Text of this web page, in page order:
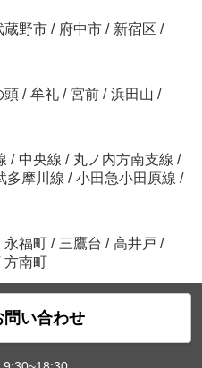
蔵野市 / 府中市 / 新宿区 /
頭 / 牟礼 / 宮前 / 浜田山 /
/ 中央線 / 丸ノ内方南支線 /
多摩川線 / 小田急小田原線 /
永福町 / 三鷹台 / 高井戸 /
方南町
問い合わせ